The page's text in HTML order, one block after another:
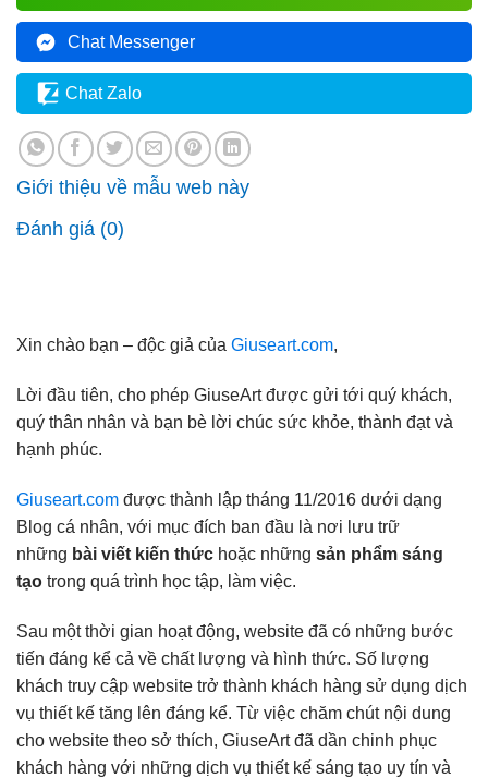
Chat Messenger
Chat Zalo
Giới thiệu về mẫu web này
Đánh giá (0)
Xin chào bạn – độc giả của Giuseart.com,
Lời đầu tiên, cho phép GiuseArt được gửi tới quý khách,
quý thân nhân và bạn bè lời chúc sức khỏe, thành đạt và
hạnh phúc.
Giuseart.com được thành lập tháng 11/2016 dưới dạng
Blog cá nhân, với mục đích ban đầu là nơi lưu trữ
những bài viết kiến thức hoặc những sản phẩm sáng
tạo trong quá trình học tập, làm việc.
Sau một thời gian hoạt động, website đã có những bước
tiến đáng kể cả về chất lượng và hình thức. Số lượng
khách truy cập website trở thành khách hàng sử dụng dịch
vụ thiết kế tăng lên đáng kể. Từ việc chăm chút nội dung
cho website theo sở thích, GiuseArt đã dần chinh phục
khách hàng với những dịch vụ thiết kế sáng tạo uy tín và